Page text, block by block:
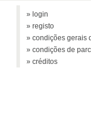
» login
» registo
» condições gerais
» condições de
» créditos